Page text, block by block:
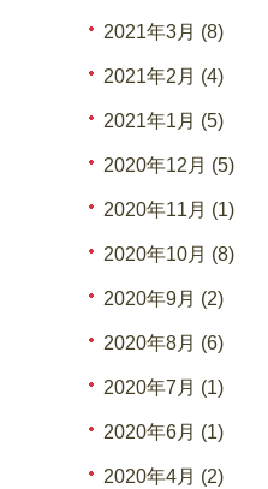
2021年3月 (8)
2021年2月 (4)
2021年1月 (5)
2020年12月 (5)
2020年11月 (1)
2020年10月 (8)
2020年9月 (2)
2020年8月 (6)
2020年7月 (1)
2020年6月 (1)
2020年4月 (2)